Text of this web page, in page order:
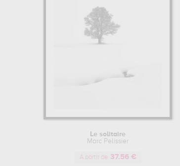
Le solitaire
Marc Pelissier
A partir de 37.56 €